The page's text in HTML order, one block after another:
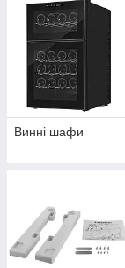
Винні шафи